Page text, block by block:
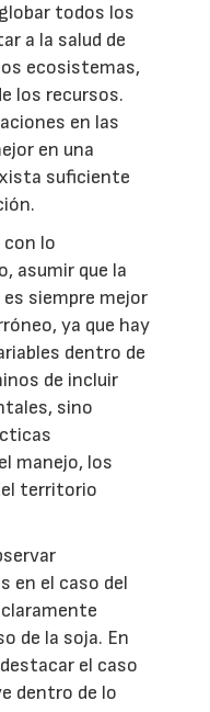
todos los
a la salud de
ecosistemas,
los recursos.
en las
en una
suficiente
lo
asumir que la
siempre mejor
ya que hay
dentro de
de incluir
sino
manejo, los
territorio
en el caso del
de la soja. En
el caso
dentro de lo